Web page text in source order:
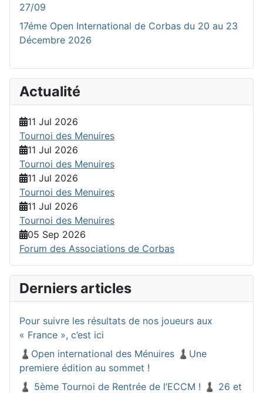
27/09
17éme Open International de Corbas du 20 au 23
Décembre 2026
Actualité
11 Jul 2026
Tournoi des Menuires
11 Jul 2026
Tournoi des Menuires
11 Jul 2026
Tournoi des Menuires
11 Jul 2026
Tournoi des Menuires
05 Sep 2026
Forum des Associations de Corbas
Derniers articles
Pour suivre les résultats de nos joueurs aux
« France », c’est ici
♟️Open international des Ménuires ♟️Une
premiere édition au sommet !
♟️ 5ème Tournoi de Rentrée de l’ECCM ! ♟️ 26 et